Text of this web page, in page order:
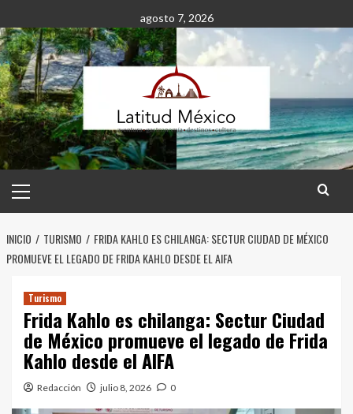
al
contenido
agosto 7, 2026
principal
INICIO TURISMO
FRIDA KAHLO ES CHILANGA: SECTUR CIUDAD DE MÉXICO
PROMUEVE EL LEGADO DE FRIDA KAHLO DESDE EL AIFA
Turismo
Frida Kahlo es chilanga: Sectur Ciudad
de México promueve el legado de Frida
Kahlo desde el AIFA
Redacción julio 8, 2026 0